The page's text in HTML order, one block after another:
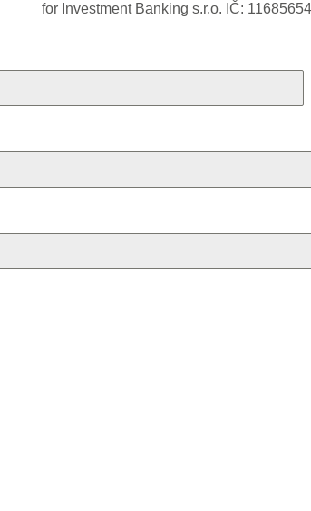
for Investment Banking s.r.o. IČ: